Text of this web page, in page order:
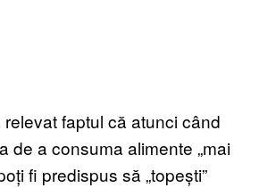
faptul că atunci când
de a consuma alimente „mai
fi predispus să „topești”